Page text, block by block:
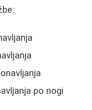
po nogi